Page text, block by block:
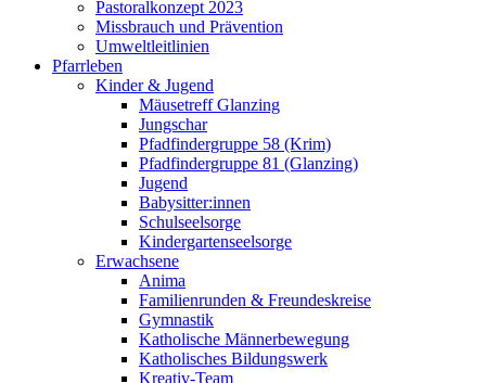
Pastoralkonzept 2023
Missbrauch und Prävention
Umweltleitlinien
Pfarrleben
Kinder & Jugend
Mäusetreff Glanzing
Jungschar
Pfadfindergruppe 58 (Krim)
Pfadfindergruppe 81 (Glanzing)
Jugend
Babysitter:innen
Schulseelsorge
Kindergartenseelsorge
Erwachsene
Anima
Familienrunden & Freundeskreise
Gymnastik
Katholische Männerbewegung
Katholisches Bildungswerk
Kreativ-Team